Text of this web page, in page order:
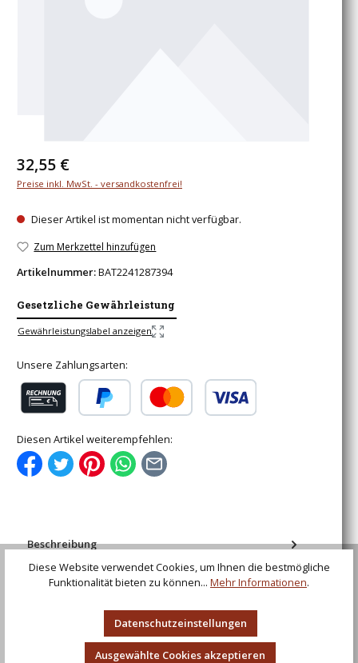
Regulärer Preis:
32,55 €
Preise inkl. MwSt. - versandkostenfrei!
Dieser Artikel ist momentan nicht verfügbar.
Zum Merkzettel hinzufügen
Artikelnummer:BAT2241287394
Gesetzliche Gewährleistung
Gewährleistungslabel anzeigen
Unsere Zahlungsarten:
Diesen Artikel weiterempfehlen:
Beschreibung
LARP - Ein Bildband von Boris Leist Chaoskrieger, Orks,
Zwerge, Revolverhelden, Freudenmädchen, Zombies,
Diese Website verwendet Cookies, um Ihnen die bestmögliche
Funktionalität bieten zu können... Mehr Informationen.
Datenschutzeinstellungen
Ausgewählte Cookies akzeptieren